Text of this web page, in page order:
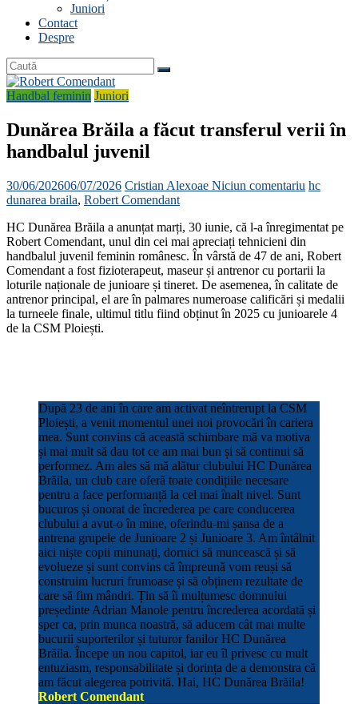
Juniori
Contact
Despre
Handbal feminin Juniori
Dunărea Brăila a făcut transferul verii în
handbalul juvenil
30/06/202606/07/2026 Cristian Alexoae Niciun comentariu hc
dunarea braila, Robert Comendant
HC Dunărea Brăila a anunțat marți, 30 iunie, că l-a înregimentat pe
Robert Comendant, unul din cei mai apreciați tehnicieni din
handbalul juvenil feminin românesc. În vârstă de 47 de ani, Robert
Comendant a fost fizioterapeut, maseur și antrenor cu portarii la
loturile naționale de junioare și tineret. De asemenea, în calitate de
antrenor principal, el are în palmares numeroase calificări și medalii
la turneele finale, ultimul titlu fiind obținut în 2025 cu junioarele 4
de la CSM Ploiești.
După 23 de ani în care am activat neîntrerupt la CSM
Ploiești, a venit momentul unei noi provocări în cariera
mea. Sunt convins că această schimbare mă va motiva
și mai mult să dau tot ce am mai bun și să continui să
performez. Am ales să mă alătur clubului HC Dunărea
Brăila, un club care oferă toate condițiile necesare
pentru a face performanță la cel mai înalt nivel. Sunt
bucuros și onorat de încrederea pe care conducerea
clubului a avut-o în mine, oferindu-mi șansa de a
antrena grupele de Junioare 2 și Junioare 3. Am întâlnit
aici niște copii minunați, dornici să muncească și să
evolueze și sunt convins că împreună vom reuși să
construim lucruri frumoase și să obținem rezultate de
care să fim mândri. Țin să îi mulțumesc domnului
președinte Adrian Manole pentru încrederea acordată și
sper ca, prin munca noastră, să aducem cât mai multe
bucurii suporterilor și tuturor fanilor HC Dunărea
Brăila. Începe un nou capitol, iar eu îl privesc cu mult
entuziasm, responsabilitate și dorința de a demonstra că
am făcut alegerea potrivită. Hai, HC Dunărea Brăila!
Robert Comendant